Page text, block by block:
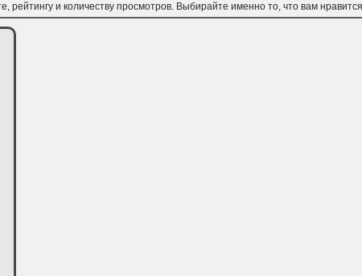
и количеству просмотров. Выбирайте именно то, что вам